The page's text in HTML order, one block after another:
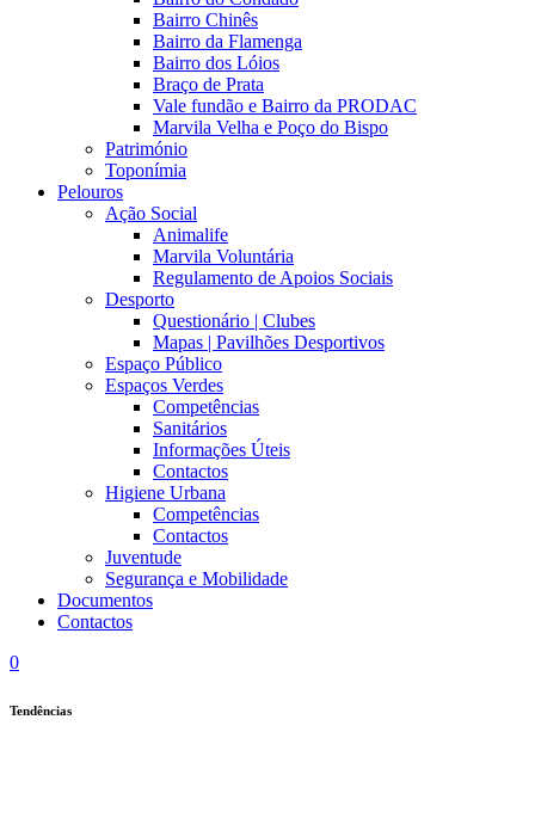
Bairro Chinês
Bairro da Flamenga
Bairro dos Lóios
Braço de Prata
Vale fundão e Bairro da PRODAC
Marvila Velha e Poço do Bispo
Património
Toponímia
Pelouros
Ação Social
Animalife
Marvila Voluntária
Regulamento de Apoios Sociais
Desporto
Questionário | Clubes
Mapas | Pavilhões Desportivos
Espaço Público
Espaços Verdes
Competências
Sanitários
Informações Úteis
Contactos
Higiene Urbana
Competências
Contactos
Juventude
Segurança e Mobilidade
Documentos
Contactos
0
Tendências